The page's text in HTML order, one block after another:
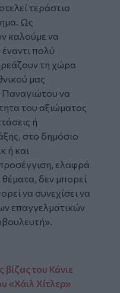
τεράστιο
Ως
καλούμε να
πολύ
τη χώρα
μας
Παναγιώτου να
του αξιώματος
ή
στο δημόσιο
ή και
ελαφρά
δεν μπορεί
να συνεχίσει να
επαγγελματικών
του Κάνιε
«Χάιλ Χίτλερ»